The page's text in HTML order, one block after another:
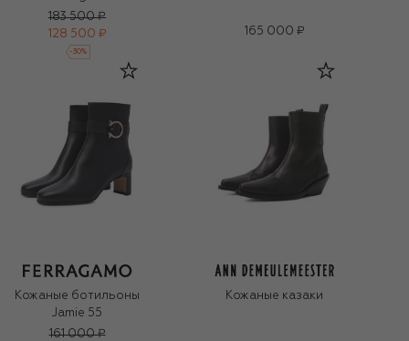
183 500 ₽
128 500 ₽
-30%
165 000 ₽
Кожаные ботильоны
Jamie 55
161 000 ₽
Кожаные казаки